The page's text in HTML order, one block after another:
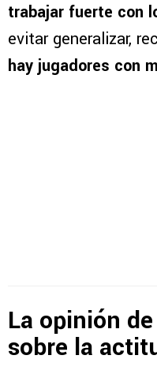
trabajar fuerte con
evitar generalizar,
hay jugadores con
La opinión
sobre la